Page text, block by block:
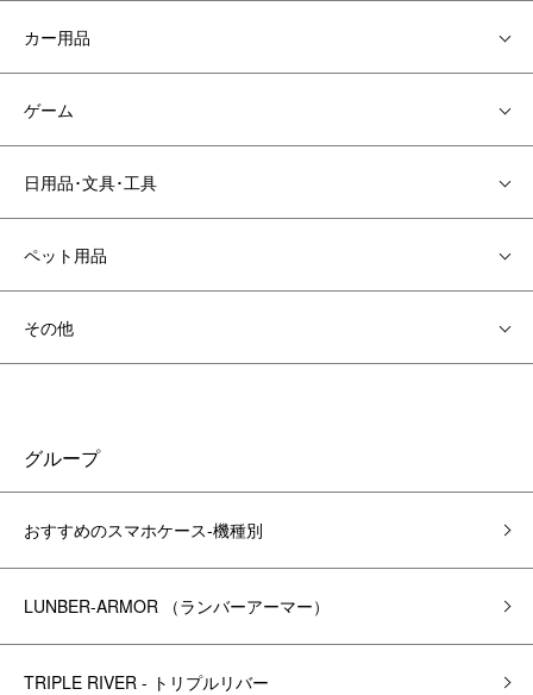
カー用品
ゲーム
日用品･文具･工具
ペット用品
その他
グループ
おすすめのスマホケース-機種別
LUNBER-ARMOR （ランバーアーマー）
TRIPLE RIVER - トリプルリバー